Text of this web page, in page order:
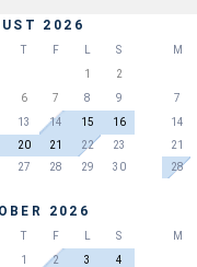
2026
T F
S
1
2
6
7 8
9
13
14 15
16
20
21 22
23
27
28 29 30
M
7
14
21
28
2026
T F
S
1
2 3
4
M